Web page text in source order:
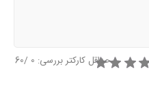
حداقل کارکتر بررسی: 0
/60